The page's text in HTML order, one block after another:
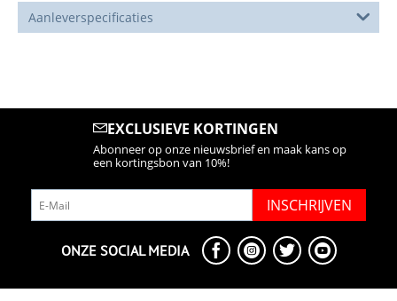
Aanleverspecificaties
EXCLUSIEVE KORTINGEN
Abonneer op onze nieuwsbrief en maak kans op
een kortingsbon van 10%!
INSCHRIJVEN
ONZE SOCIAL MEDIA